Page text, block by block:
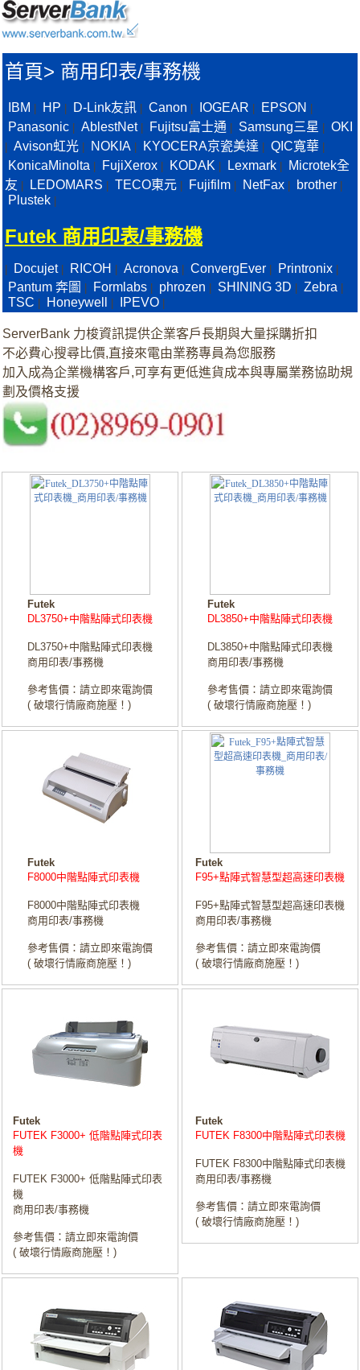
首頁> 商用印表/事務機
IBM HP D-Link友訊 Canon IOGEAR EPSON
Panasonic AblestNet| Fujitsu富士通 Samsung三星 OKI
Avison虹光 NOKIA KYOCERA京瓷美達 QIC寬華
KonicaMinolta FujiXerox KODAK Lexmark
Microtek全
友
LEDOMARS TECO東元 Fujifilm NetFax brother
Plustek
Futek 商用印表/事務機
Docujet| RICOH Acronova ConvergEver Printronix
Pantum 奔圖 Formlabs phrozen SHINING 3D Zebra
TSC Honeywell IPEVO
ServerBank 力梭資訊提供企業客戶長期與大量採購折扣
不必費心搜尋比價,直接來電由業務專員為您服務
加入成為企業機構客戶,可享有更低進貨成本與專屬業務協助規
劃及價格支援
Futek
DL3750+中階點陣式印表機
DL3750+中階點陣式印表機
商用印表/事務機
參考售價：請立即來電詢價
( 破壞行情廠商施壓！)
Futek
DL3850+中階點陣式印表機
DL3850+中階點陣式印表機
商用印表/事務機
參考售價：請立即來電詢價
( 破壞行情廠商施壓！)
Futek
F8000中階點陣式印表機
F8000中階點陣式印表機
商用印表/事務機
參考售價：請立即來電詢價
( 破壞行情廠商施壓！)
Futek
F95+點陣式智慧型超高速印表機
F95+點陣式智慧型超高速印表機
商用印表/事務機
參考售價：請立即來電詢價
( 破壞行情廠商施壓！)
Futek
FUTEK F3000+ 低階點陣式印表
機
FUTEK F3000+ 低階點陣式印表
機
商用印表/事務機
參考售價：請立即來電詢價
( 破壞行情廠商施壓！)
Futek
FUTEK F8300中階點陣式印表機
FUTEK F8300中階點陣式印表機
商用印表/事務機
參考售價：請立即來電詢價
( 破壞行情廠商施壓！)